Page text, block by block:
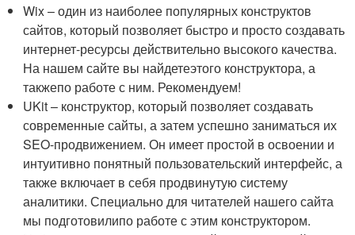
Wix – один из наиболее популярных конструктов
сайтов, который позволяет быстро и просто создавать
интернет-ресурсы действительно высокого качества.
На нашем сайте вы найдетеэтого конструктора, а
такжепо работе с ним. Рекомендуем!
UKit – конструктор, который позволяет создавать
современные сайты, а затем успешно заниматься их
SEO-продвижением. Он имеет простой в освоении и
интуитивно понятный пользовательский интерфейс, а
также включает в себя продвинутую систему
аналитики. Специально для читателей нашего сайта
мы подготовилипо работе с этим конструктором.